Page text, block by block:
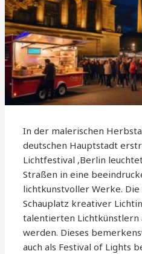
In der malerischen
deutschen Hauptstadt
Lichtfestival ‚Berlin
Straßen in eine
lichtkunstvoller Werke.
Schauplatz kreativer
talentierten Lichtkünstlern
werden. Dieses
auch als Festival of Lights